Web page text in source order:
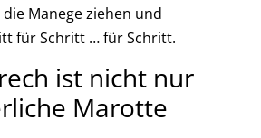
Manege ziehen und
für Schritt … für Schritt.
ist nicht nur
Marotte